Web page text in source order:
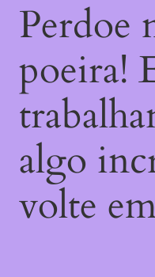
Perdoe
poeira!
algo
volte